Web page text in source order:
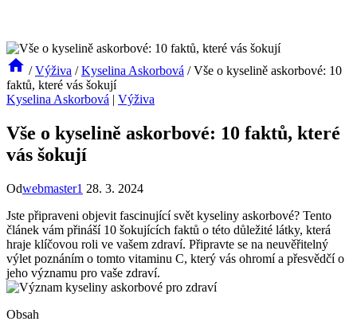
/ Výživa / Kyselina Askorbová / Vše o kyselině askorbové: 10
faktů, které vás šokují
Kyselina Askorbová | Výživa
Vše o kyselině askorbové: 10 faktů, které
vás šokují
Odwebmaster1 28. 3. 2024
Jste připraveni objevit fascinující svět kyseliny askorbové? Tento
článek vám přináší 10 šokujících faktů o této důležité látky, která
hraje klíčovou roli ve vašem zdraví. Připravte se na neuvěřitelný
výlet poznáním o tomto vitaminu C, který vás ohromí a přesvědčí o
jeho významu pro vaše zdraví.
Obsah